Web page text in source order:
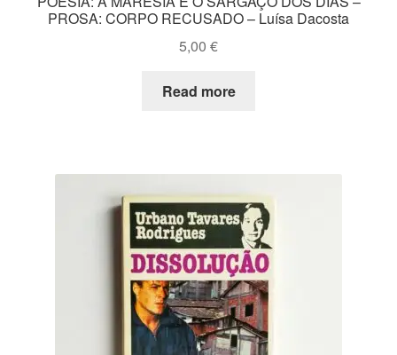
PROSA: CORPO RECUSADO – Luísa Dacosta
5,00 €
Read more